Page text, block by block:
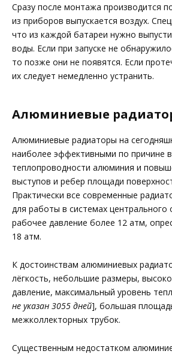
Сразу после монтажа производится
из приборов выпускается воздух.
что из каждой батареи нужно
воды. Если при запуске не
то позже они не появятся. Если
их следует немедленно устранить.
Алюминиевые
Алюминиевые радиаторы на
наиболее эффективными по причине
теплопроводности алюминия и
выступов и ребер площади
Практически все современные
для работы в системах
рабочее давление более 12 атм,
18 атм.
К достоинствам алюминиевых
лёгкость, небольшие размеры,
давление, максимальный уровень
не указан 3055 дней], большая
межколлекторных трубок.
Существенным недостатком